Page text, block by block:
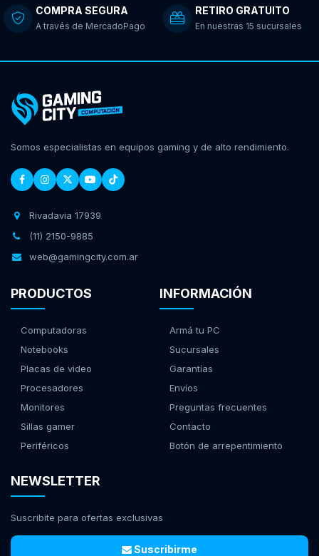
COMPRA SEGURA
A través de MercadoPago
RETIRO GRATUITO
En nuestras 15 sucursales
Somos especialistas en equipos gaming y de alto rendimiento.
Rivadavia 17939
(11) 2150-9885
web@gamingcity.com.ar
PRODUCTOS
Computadoras
Notebooks
Placas de video
Procesadores
Monitores
Sillas gamer
Periféricos
INFORMACIÓN
Armá tu PC
Sucursales
Garantías
Envíos
Preguntas frecuentes
Contacto
Botón de arrepentimiento
NEWSLETTER
Suscribite para ofertas exclusivas
Suscribirme